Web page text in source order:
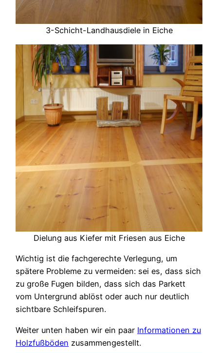
3-Schicht-Landhausdiele in Eiche
Dielung aus Kiefer mit Friesen aus Eiche
Wichtig ist die fachgerechte Verlegung, um
spätere Probleme zu vermeiden: sei es, dass sich
zu große Fugen bilden, dass sich das Parkett
vom Untergrund ablöst oder auch nur deutlich
sichtbare Schleifspuren.
Weiter unten haben wir ein paar Informationen zu
Holzfußböden zusammengestellt.